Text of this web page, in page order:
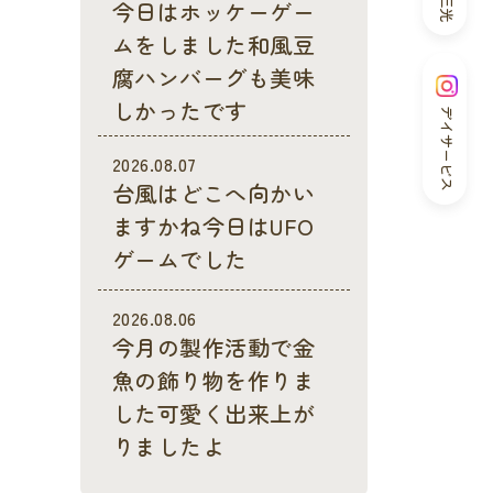
デイサービス
今日はホッケーゲー
ムをしました和風豆
腐ハンバーグも美味
しかったです
2026.08.07
台風はどこへ向かい
ますかね今日はUFO
ゲームでした
2026.08.06
今月の製作活動で金
魚の飾り物を作りま
した可愛く出来上が
りましたよ